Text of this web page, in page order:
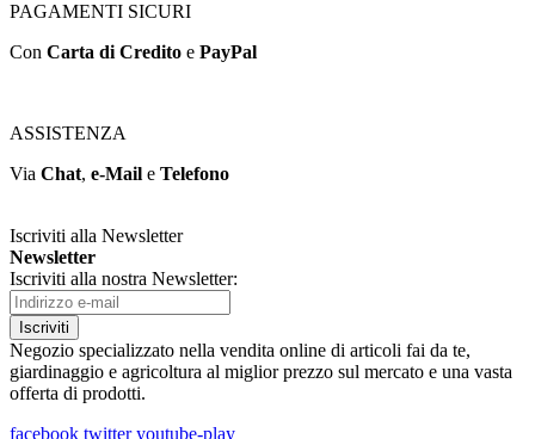
PAGAMENTI SICURI
Con Carta di Credito e PayPal
ASSISTENZA
Via Chat, e-Mail e Telefono
Iscriviti alla Newsletter
Newsletter
Iscriviti alla nostra Newsletter:
Iscriviti
Negozio specializzato nella vendita online di articoli fai da te,
giardinaggio e agricoltura al miglior prezzo sul mercato e una vasta
offerta di prodotti.
facebook twitter youtube-play